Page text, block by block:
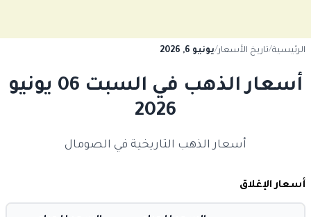
الرئيسية/تاريخ الأسعار/يونيو 6, 2026
أسعار الذهب في السبت 06 يونيو
2026
أسعار الذهب التاريخية في الصومال
أسعار الإغلاق